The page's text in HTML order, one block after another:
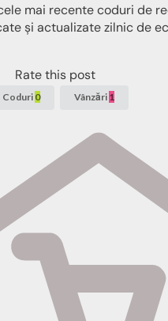
mai recente coduri de
și actualizate zilnic de
Rate this post
Coduri 0 Vânzări 1